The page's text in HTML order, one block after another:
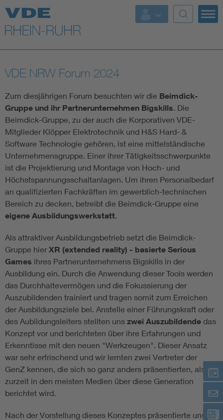
Top Themen
Fokusthemen
Energy
AI & Digital Trust
Health
Mobility
Standards
Weitere Themen
Assisted Living
Electromobility
Energy efficiency
Energy storage
Functional safety
VDE NRW Forum 2024
Zum diesjährigen Forum besuchten wir die Beimdick-
Gruppe und ihr Partnerunternehmen Bigskills. Die
Beimdick-Gruppe, zu der auch die Korporativen VDE-
Mitglieder Klöpper Elektrotechnik und H&S Hard- &
Software Technologie gehören, ist eine mittelständische
Unternehmensgruppe. Einer ihrer Tätigkeitsschwerpunkte
ist die Projektierung und Montage von Hoch- und
Höchstspannungsschaltanlagen. Um ihren Personalbedarf
an qualifizierten Fachkräften im gewerblich-technischen
Bereich zu decken, betreibt die Beimdick-Gruppe eine
eigene Ausbildungswerkstatt.
Als attraktiver Ausbildungsbetrieb setzt die Beimdick-
Gruppe hierXR (extended reality) - basierte Serious
Games ihres Partnerunternehmens Bigskills in der
Ausbildung ein. Durch die Anwendung dieser Tools werden
das Durchhaltevermögen und die Fokussierung der
Auszubildenden trainiert und tragen somit zum Erreichen
der Ausbildungsziele bei. Anstelle einer Führungskraft oder
des Aubildungsleiters stellten uns zwei Auszubildende das
Konzept vor und berichteten über ihre Erfahrungen und
Erkenntisse mit den neuen "Werkzeugen". Dieser Ansatz
war sehr erfrischend und wir lernten zwei Vertreter der
GenZ kennen, die sich so ganz anders präsentierten, als
zurzeit in den meisten Medien über diese Generation
berichtet wird.
Nach der Vorstellung dieses Konzeptes präsentierte uns